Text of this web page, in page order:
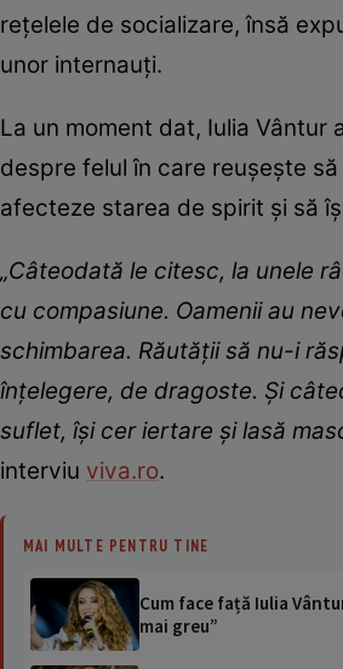
rețelele de socializare, însă
unor internauți.
La un moment dat, Iulia
despre felul în care reușește
afecteze starea de spirit și să
„Câteodată le citesc, la unele
cu compasiune. Oamenii au
schimbarea. Răutății să nu-i
înțelegere, de dragoste. Și
suflet, își cer iertare și lasă
interviu viva.ro.
MAI MULTE PENTRU TINE
Cum face față Iulia
mai greu”